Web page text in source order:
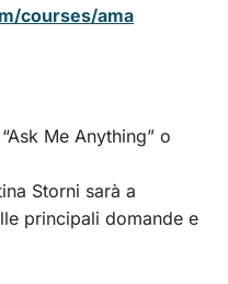
courses/ama
Me Anything” o
Storni sarà a
principali domande e